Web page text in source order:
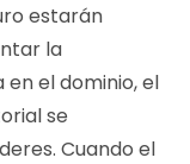
estarán
la
en el dominio, el
se
Cuando el